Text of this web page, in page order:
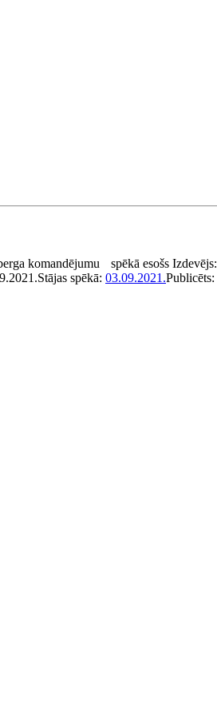
komandējumu spēkā esošs Izdevējs:
Stājas spēkā: 03.09.2021.Publicēts: